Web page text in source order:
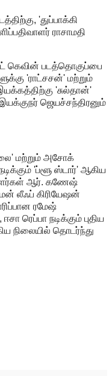
'துப்பாக்கி
ராசாமதி
கெவின் படத்தொகுப்பை
'ராட்சசன்' மற்றும்
'சுல்தான்'
ஜெயச்சந்திரனும்
மற்றும் அசோக்
'ப்ளூ ஸ்டார்' ஆகிய
ஆர். கணேஷ்
லீஃப் கிரியேஷன்
ரமேஷ்
ரெப்பா நடிக்கும் புதிய
நிலையில் தொடர்ந்து